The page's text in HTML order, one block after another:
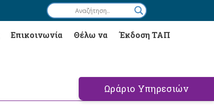
Επικοινωνία Θέλω να Έκδοση ΤΑΠ
Ωράριο Υπηρεσιών